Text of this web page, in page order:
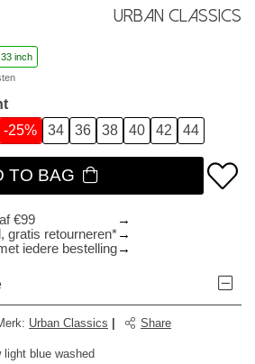
inch
Urban Classics
-25% 34 36 38 40 42 44
TO BAG
€99
gratis retourneren*
iedere bestelling
: Urban Classics Share
blue washed